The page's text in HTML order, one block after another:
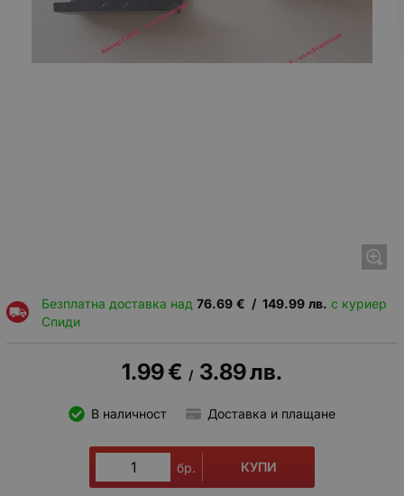
Безплатна доставка над 76.69 € / 149.99 лв. с куриер
Спиди
1.99€ / 3.89лв.
В наличност Доставка и плащане
бр. КУПИ